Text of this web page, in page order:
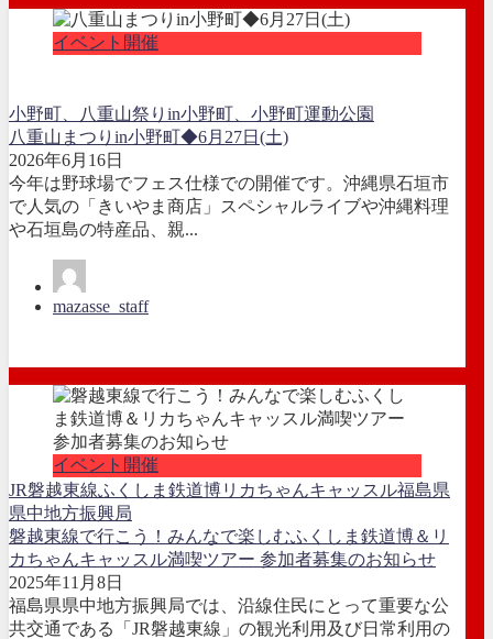
イベント開催
小野町、八重山祭りin小野町、小野町運動公園
八重山まつりin小野町◆6月27日(土)
2026年6月16日
今年は野球場でフェス仕様での開催です。沖縄県石垣市
で人気の「きいやま商店」スペシャルライブや沖縄料理
や石垣島の特産品、親...
mazasse_staff
イベント開催
JR磐越東線ふくしま鉄道博リカちゃんキャッスル福島県
県中地方振興局
磐越東線で行こう！みんなで楽しむふくしま鉄道博＆リ
カちゃんキャッスル満喫ツアー 参加者募集のお知らせ
2025年11月8日
福島県県中地方振興局では、沿線住民にとって重要な公
共交通である「JR磐越東線」の観光利用及び日常利用の